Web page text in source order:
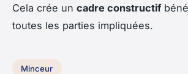
Cela crée un cadre constructif
toutes les parties impliquées.
Minceur